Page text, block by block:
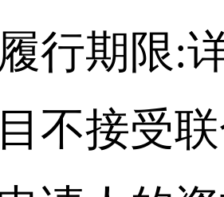
行期限:
不接受